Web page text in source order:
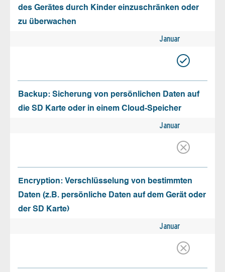
des Gerätes durch Kinder einzuschränken oder
zu überwachen
Januar
Backup: Sicherung von persönlichen Daten auf
die SD Karte oder in einem Cloud-Speicher
Januar
Encryption: Verschlüsselung von bestimmten
Daten (z.B. persönliche Daten auf dem Gerät oder
der SD Karte)
Januar